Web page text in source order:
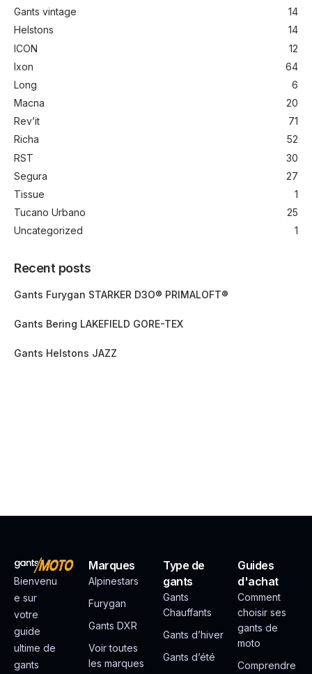
Gants vintage
14
Helstons
14
ICON
12
Ixon
64
Long
6
Macna
20
Rev’it
71
Richa
52
RST
30
Segura
27
Tissue
1
Tucano Urbano
25
Uncategorized
1
Recent posts
Gants Furygan STARKER D3O® PRIMALOFT®
Gants Bering LAKEFIELD GORE-TEX
Gants Helstons JAZZ
Bienvenu
e sur
votre
guide
ultime de
gants
Marques
Alpinestars
Furygan
Gants DXR
Voir toutes
les marques
Type de
gants
Gants
Chauffants
Gants d’hiver
Gants d’été
Guides
d'achat
Comment
choisir ses
gants de
moto
Comprendre